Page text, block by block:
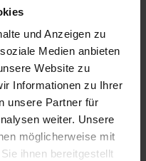
und Anzeigen zu
Medien anbieten
Website zu
Informationen zu Ihrer
unsere Partner für
weiter. Unsere
möglicherweise mit
ihnen bereitgestellt
ist unser sehr guter und
aus hochwertiger